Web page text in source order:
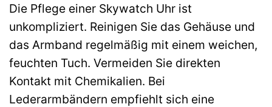
Die Pflege einer Skywatch Uhr ist
unkompliziert. Reinigen Sie das Gehäuse und
das Armband regelmäßig mit einem weichen,
feuchten Tuch. Vermeiden Sie direkten
Kontakt mit Chemikalien. Bei
Lederarmbändern empfiehlt sich eine